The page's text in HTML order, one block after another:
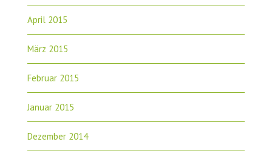
April 2015
März 2015
Februar 2015
Januar 2015
Dezember 2014